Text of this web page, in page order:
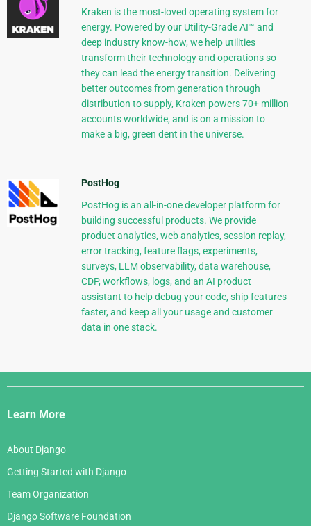
Kraken is the most-loved operating system for
energy. Powered by our Utility-Grade AI™ and
deep industry know-how, we help utilities
transform their technology and operations so
they can lead the energy transition. Delivering
better outcomes from generation through
distribution to supply, Kraken powers 70+ million
accounts worldwide, and is on a mission to
make a big, green dent in the universe.
PostHog
PostHog is an all-in-one developer platform for
building successful products. We provide
product analytics, web analytics, session replay,
error tracking, feature flags, experiments,
surveys, LLM observability, data warehouse,
CDP, workflows, logs, and an AI product
assistant to help debug your code, ship features
faster, and keep all your usage and customer
data in one stack.
Django
Links
Learn More
About Django
Getting Started with Django
Team Organization
Django Software Foundation